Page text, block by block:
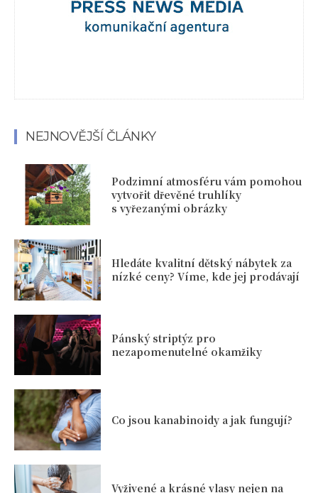
NEJNOVĚJŠÍ ČLÁNKY
Podzimní atmosféru vám pomohou
vytvořit dřevěné truhlíky
s vyřezanými obrázky
Hledáte kvalitní dětský nábytek za
nízké ceny? Víme, kde jej prodávají
Pánský striptýz pro
nezapomenutelné okamžiky
Co jsou kanabinoidy a jak fungují?
Vyživené a krásné vlasy nejen na